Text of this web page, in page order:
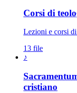
Corsi di
Lezioni e corsi
13 file
♪
cristiano